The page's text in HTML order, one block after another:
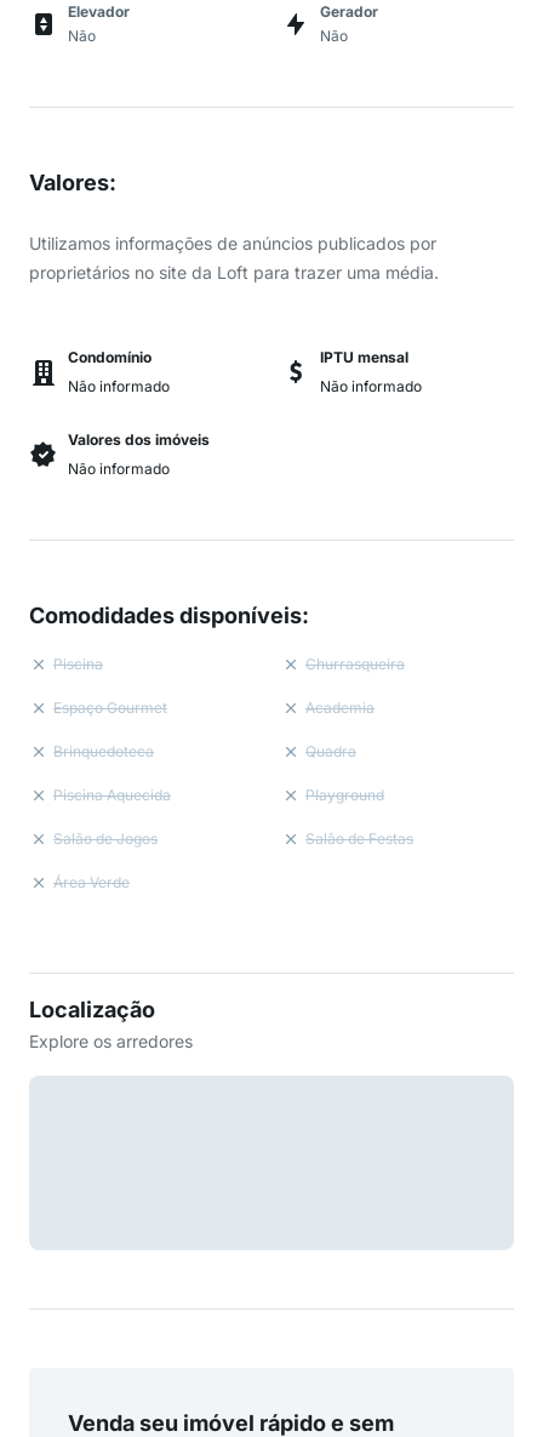
Elevador
Não
Gerador
Não
Valores:
Utilizamos informações de anúncios publicados por
proprietários no site da Loft para trazer uma média.
Condomínio
Não informado
IPTU mensal
Não informado
Valores dos imóveis
Não informado
Comodidades disponíveis:
Piscina Churrasqueira
Espaço Gourmet Academia
Brinquedoteca Quadra
Piscina Aquecida Playground
Salão de Jogos Salão de Festas
Área Verde
Localização
Explore os arredores
Venda seu imóvel rápido e sem